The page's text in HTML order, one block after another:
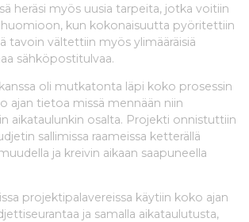
heräsi myös uusia tarpeita, jotka voitiin
kun kokonaisuutta pyöritettiin
tavoin vältettiin myös ylimääräisiä
sähköpostitulvaa.
oli mutkatonta läpi koko prosessin
ajan tietoa missä mennään niin
aikataulunkin osalta. Projekti onnistuttiin
sallimissa raameissa ketterällä
ja kreivin aikaan saapuneella
projektipalavereissa käytiin koko ajan
ja samalla aikataulutusta,